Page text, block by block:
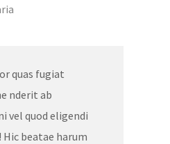
quas fugiat
nderit ab
vel quod eligendi
beatae harum